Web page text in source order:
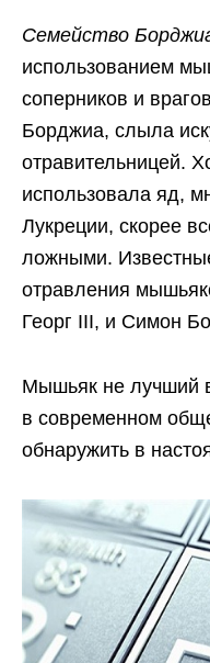
Семейство
использованием
соперников и
Борджиа, слыла
отравительницей.
использовала яд,
Лукреции, скорее
ложными.
отравления
Георг III, и Симон
Мышьяк не лучший
в современном
обнаружить в